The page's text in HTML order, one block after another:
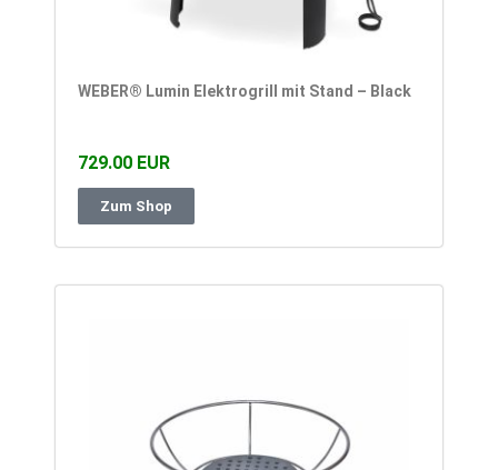
WEBER® Lumin Elektrogrill mit Stand – Black
729.00 EUR
Zum Shop